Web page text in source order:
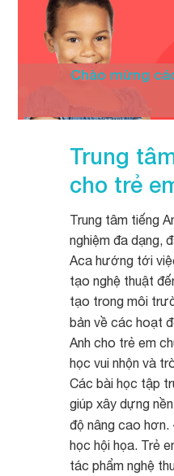
Chào mừng
Trung
cho trẻ
Trung tâm tiếng
nghiệm đa dạng,
Aca hướng tới
tạo nghệ thuật
tạo trong môi
bản về các hoạt
Anh cho trẻ em
học vui nhộn và
Các bài học tập
giúp xây dựng
độ nâng cao hơn.
học hội họa. Trẻ
tác phẩm nghệ